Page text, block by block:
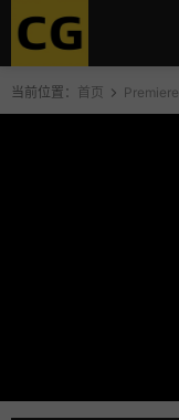
当前位置： 首页 Premiere